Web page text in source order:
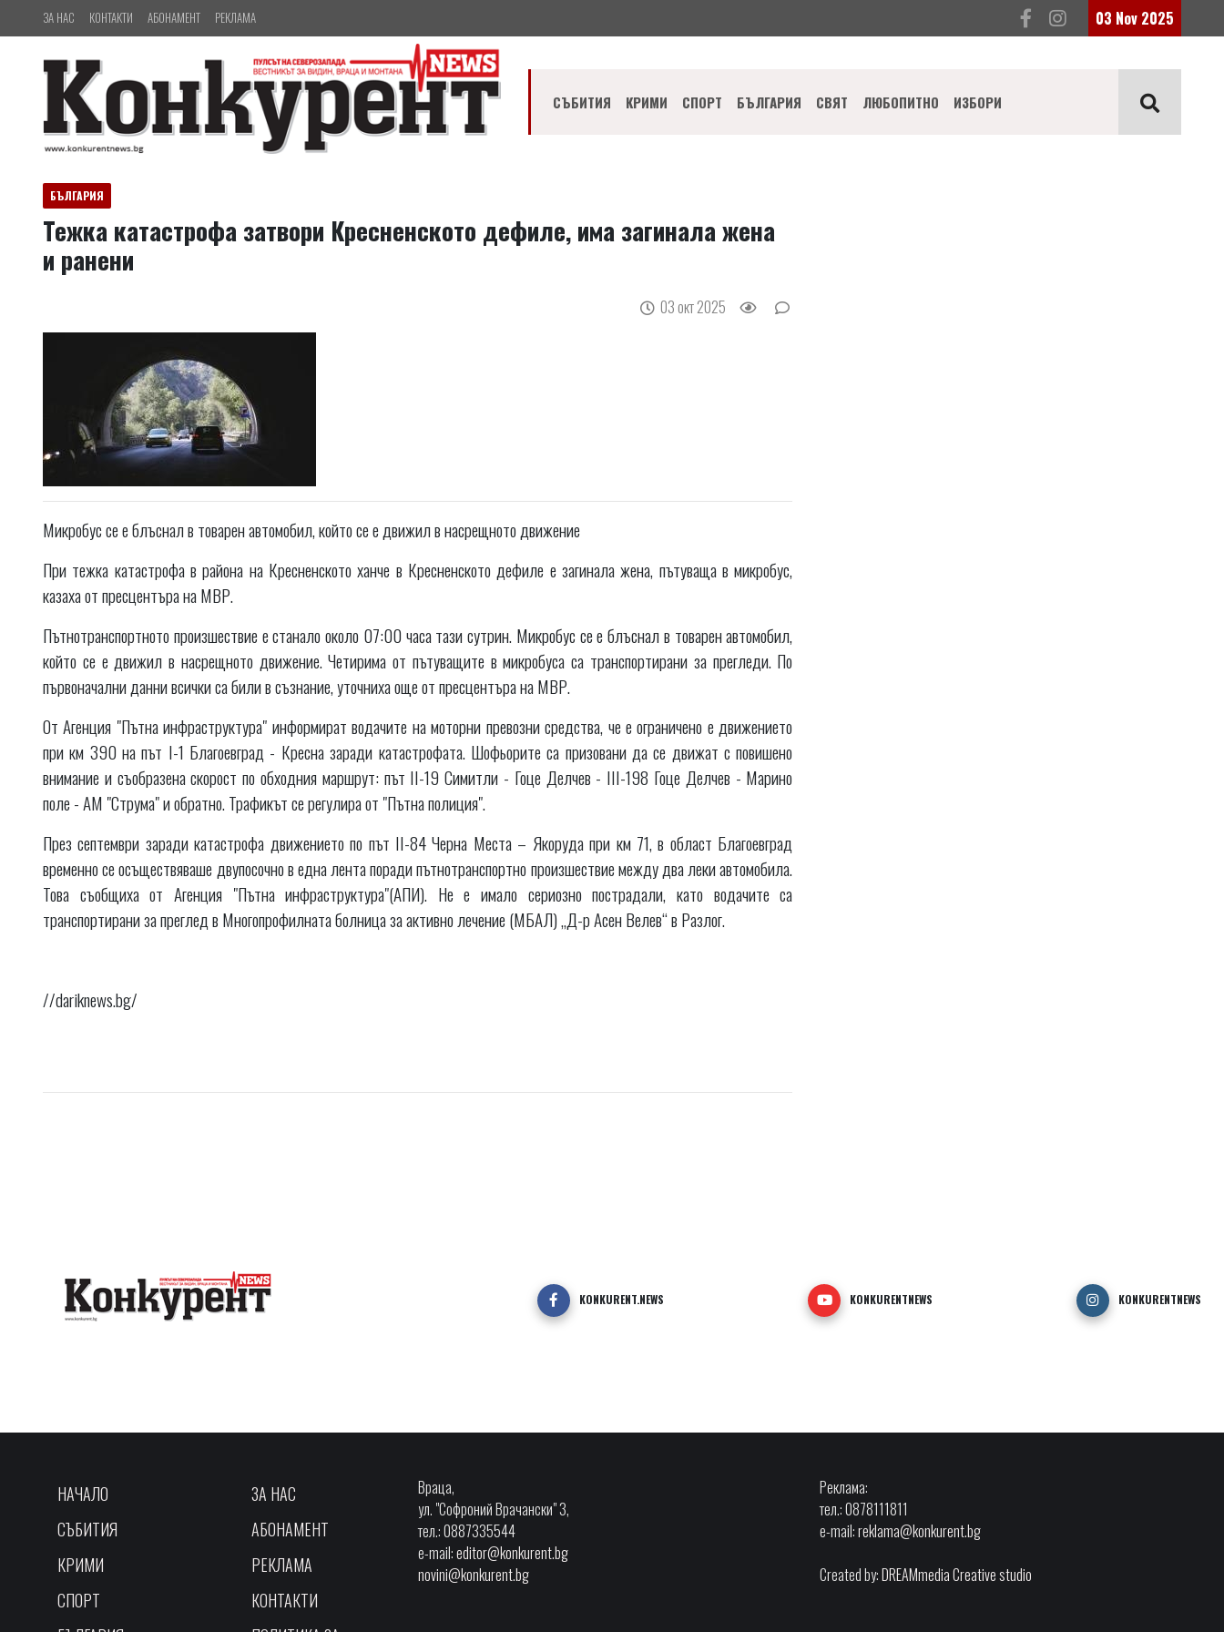
ЗА НАС КОНТАКТИ АБОНАМЕНТ РЕКЛАМА 03 Nov 2025
СЪБИТИЯ КРИМИ СПОРТ БЪЛГАРИЯ СВЯТ ЛЮБОПИТНО ИЗБОРИ
БЪЛГАРИЯ
Тежка катастрофа затвори Кресненското дефиле, има загинала жена
и ранени
03 окт 2025
Микробус се е блъснал в товарен автомобил, който се е движил в насрещното движение
При тежка катастрофа в района на Кресненското ханче в Кресненското дефиле е загинала жена, пътуваща в микробус,
казаха от пресцентъра на МВР.
Пътнотранспортното произшествие е станало около 07:00 часа тази сутрин. Микробус се е блъснал в товарен автомобил,
който се е движил в насрещното движение. Четирима от пътуващите в микробуса са транспортирани за прегледи. По
първоначални данни всички са били в съзнание, уточниха още от пресцентъра на МВР.
От Агенция "Пътна инфраструктура" информират водачите на моторни превозни средства, че е ограничено е движението
при км 390 на път I-1 Благоевград - Кресна заради катастрофата. Шофьорите са призовани да се движат с повишено
внимание и съобразена скорост по обходния маршрут: път II-19 Симитли - Гоце Делчев - III-198 Гоце Делчев - Марино
поле - АМ "Струма" и обратно. Трафикът се регулира от "Пътна полиция".
През септември заради катастрофа движението по път II-84 Черна Места – Якоруда при км 71, в област Благоевград
временно се осъществяваше двупосочно в една лента поради пътнотранспортно произшествие между два леки автомобила.
Това съобщиха от Агенция "Пътна инфраструктура"(АПИ). Не е имало сериозно пострадали, като водачите са
транспортирани за преглед в Многопрофилната болница за активно лечение (МБАЛ) „Д-р Асен Велев“ в Разлог.
//dariknews.bg/
KONKURENT.NEWS KONKURENTNEWS KONKURENTNEWS
НАЧАЛО
СЪБИТИЯ
КРИМИ
СПОРТ
ЗА НАС
АБОНАМЕНТ
РЕКЛАМА
КОНТАКТИ
Враца,
ул. "Софроний Врачански" 3,
тел.: 0887335544
e-mail:editor@konkurent.bg
novini@konkurent.bg
Реклама:
тел.: 0878111811
e-mail:reklama@konkurent.bg
Created by:DREAMmedia Creative studio